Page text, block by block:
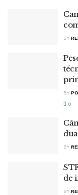
BY
BY
0
BY
de
BY